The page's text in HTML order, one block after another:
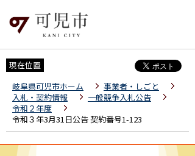
現在位置
岐阜県可児市ホーム
事業者・しごと
入札・契約情報
一般競争入札公告
令和２年度
令和３年3月31日公告 契約番号1-123